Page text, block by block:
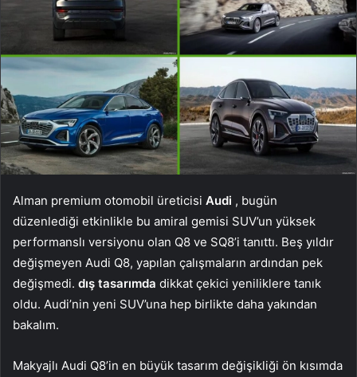
Alman premium otomobil üreticisi Audi , bugün
düzenlediği etkinlikle bu amiral gemisi SUV’un yüksek
performanslı versiyonu olan Q8 ve SQ8’i tanıttı. Beş yıldır
değişmeyen Audi Q8, yapılan çalışmaların ardından pek
değişmedi. dış tasarımda dikkat çekici yeniliklere tanık
oldu. Audi’nin yeni SUV’una hep birlikte daha yakından
bakalım.
Makyajlı Audi Q8’in en büyük tasarım değişikliği ön kısımda